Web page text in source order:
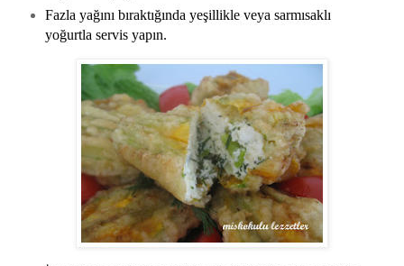
Fazla yağını bıraktığında yeşillikle veya sarmısaklı
yoğurtla servis yapın.